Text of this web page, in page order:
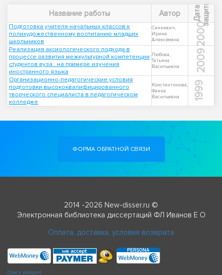
Название работы Автор Д
а
т
а
з
а
щ
и
т ы
Подготовка учителя начальных классов к
полихудожественному воспитанию младших
школьников
Синкевич,
Ирина
Алексеевна
2000
Реализация аксиологического подхода в
процессе развития межкультурной компетенции
студентов вуза : на примере изучения
иностранного языка
Любова,
Татьяна
Васильевна
2009
Организационно-педагогические условия
подготовки высококвалифицированного
творческого специалиста в педагогическом
колледже
Константинова,
Фаина
Васильевна
1999
ФОРМА ОБРАТНОЙ СВЯЗИ
2014 -2026 New-disser.ru ©
Электронная библиотека диссертаций ФЛ Иванов Е О
Оплата, доставка, условия возврата
Check passport